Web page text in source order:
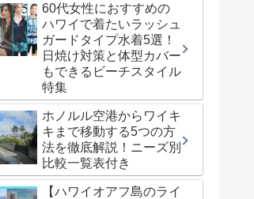
60代女性におすすめの
ハワイで着たいラッシュ
ガードタイプ水着5選！
日焼け対策と体型カバー
もできるビーチスタイル
特集
ホノルル空港からワイキ
キまで移動する5つの方
法を徹底解説！ニーズ別
比較一覧表付き
【ハワイオアフ島のライ